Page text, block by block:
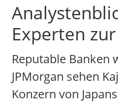
Experten
Reputable Banken
JPMorgan sehen
Konzern von Japans